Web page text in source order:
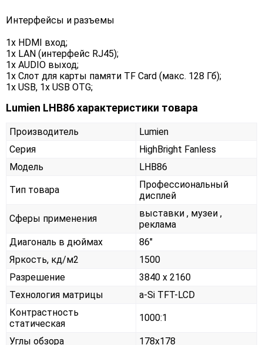
Интерфейсы и разъемы
1x HDMI вход;
1x LAN (интерфейс RJ45);
1x AUDIO выход;
1x Слот для карты памяти TF Card (макс. 128 Гб);
1x USB, 1x USB OTG;
Lumien LHB86 характеристики товара
Производитель
Lumien
Серия
HighBright Fanless
Модель
LHB86
Тип товара
Профессиональный
дисплей
Сферы применения
выставки , музеи ,
реклама
Диагональ в дюймах
86"
Яркость, кд/м2
1500
Разрешение
3840 x 2160
Технология матрицы
a-Si TFT-LCD
Контрастность
статическая
1000:1
Углы обзора
178x178